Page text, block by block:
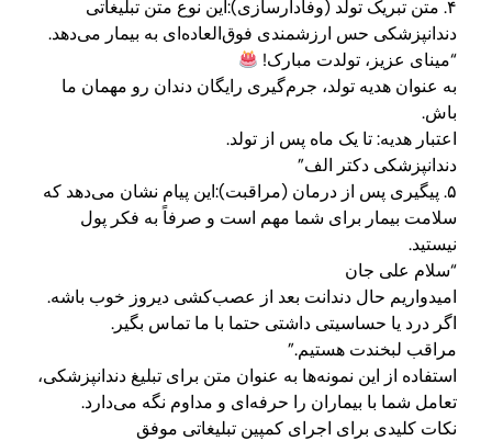
۴. متن تبریک تولد (وفادارسازی):این نوع متن تبلیغاتی
دندانپزشکی حس ارزشمندی فوق‌العاده‌ای به بیمار می‌دهد.
“مینای عزیز، تولدت مبارک!
به عنوان هدیه تولد، جرم‌گیری رایگان دندان رو مهمان ما
باش.
اعتبار هدیه: تا یک ماه پس از تولد.
دندانپزشکی دکتر الف”
۵. پیگیری پس از درمان (مراقبت):این پیام نشان می‌دهد که
سلامت بیمار برای شما مهم است و صرفاً به فکر پول
نیستید.
“سلام علی جان
امیدواریم حال دندانت بعد از عصب‌کشی دیروز خوب باشه.
اگر درد یا حساسیتی داشتی حتما با ما تماس بگیر.
مراقب لبخندت هستیم.”
استفاده از این نمونه‌ها به عنوان متن برای تبلیغ دندانپزشکی،
تعامل شما با بیماران را حرفه‌ای و مداوم نگه می‌دارد.
نکات کلیدی برای اجرای کمپین تبلیغاتی موفق